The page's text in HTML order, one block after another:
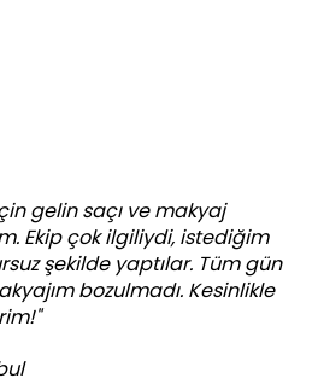
gelin saçı ve makyaj
Ekip çok ilgiliydi, istediğim
şekilde yaptılar. Tüm gün
bozulmadı. Kesinlikle